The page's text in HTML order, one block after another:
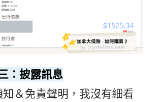
：披露訊息
＆免責聲明，我沒有細看